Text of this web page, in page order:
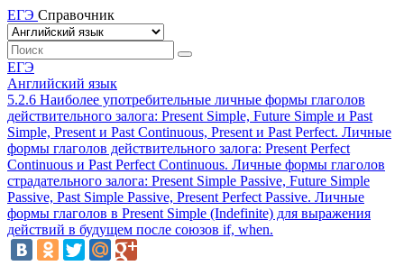
ЕГЭ Справочник
ЕГЭ
Английский язык
5.2.6 Наиболее употребительные личные формы глаголов
действительного залога: Present Simple, Future Simple и Past
Simple, Present и Past Continuous, Present и Past Perfect. Личные
формы глаголов действительного залога: Present Perfect
Continuous и Past Perfect Continuous. Личные формы глаголов
страдательного залога: Present Simple Passive, Future Simple
Passive, Past Simple Passive, Present Perfect Passive. Личные
формы глаголов в Present Simple (Indefinite) для выражения
действий в будущем после союзов if, when.